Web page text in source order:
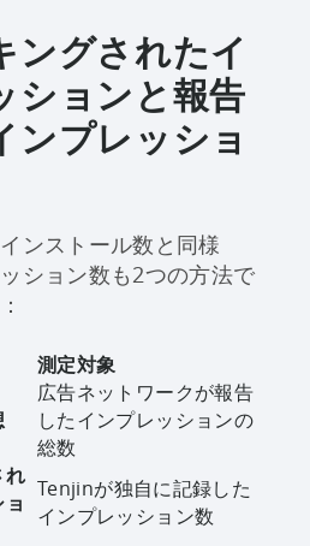
ングされたイ
ションと報告
ンプレッショ
ンストール数と同様
ション数も2つの方法で
測定対象
広告ネットワークが報告
したインプレッションの
総数
れ Tenjinが独自に記録した
インプレッション数